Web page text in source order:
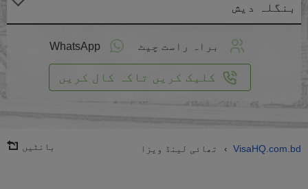
بنگلہ دیش
براہ راست چیٹ WhatsApp
کلیک کریں تاکہ کال کریں
VisaHQ.com.bd
› تھائی لینڈ ویزا بانٹیں